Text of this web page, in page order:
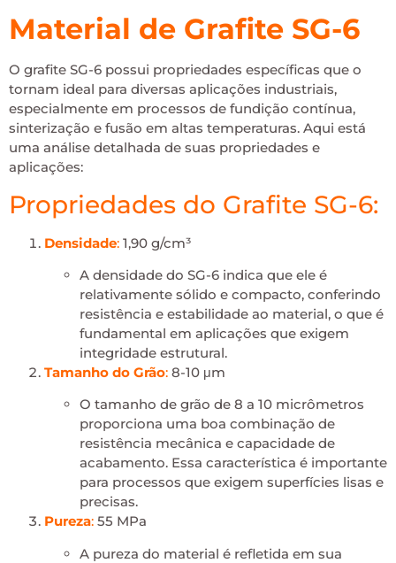
Material de Grafite SG-6
O grafite SG-6 possui propriedades específicas que o
tornam ideal para diversas aplicações industriais,
especialmente em processos de fundição contínua,
sinterização e fusão em altas temperaturas. Aqui está
uma análise detalhada de suas propriedades e
aplicações:
Propriedades do Grafite SG-6:
Densidade: 1,90 g/cm³
A densidade do SG-6 indica que ele é
relativamente sólido e compacto, conferindo
resistência e estabilidade ao material, o que é
fundamental em aplicações que exigem
integridade estrutural.
Tamanho do Grão: 8-10 μm
O tamanho de grão de 8 a 10 micrômetros
proporciona uma boa combinação de
resistência mecânica e capacidade de
acabamento. Essa característica é importante
para processos que exigem superfícies lisas e
precisas.
Pureza: 55 MPa
A pureza do material é refletida em sua